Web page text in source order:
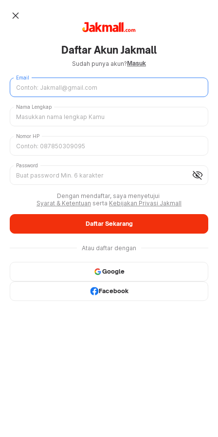
close
Daftar Akun Jakmall
Sudah punya akun?Masuk
Email
Nama Lengkap
Nomor HP
visibility_off
Password
Dengan mendaftar, saya menyetujui
Syarat & Ketentuan serta Kebijakan Privasi Jakmall
Daftar Sekarang
Atau daftar dengan
Google
Facebook